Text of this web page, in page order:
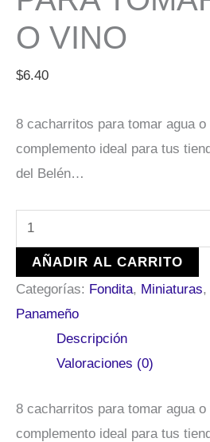
O VINO
$6.40
8 cacharritos para tomar agua
complemento ideal para tus
del Belén…
AÑADIR AL CARRITO
Categorías: Fondita, Miniaturas,
Panameño
Descripción
Valoraciones (0)
8 cacharritos para tomar agua
complemento ideal para tus